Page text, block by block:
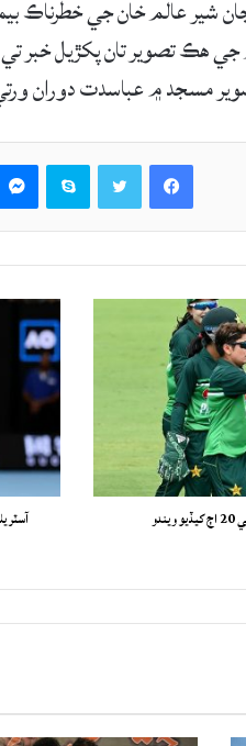
شير عالم خان جي خطرناڪ
جي هڪ تصوير تان پکڙيل خبر
مسجد ۾ عباسدت دوران
Facebook
Skype